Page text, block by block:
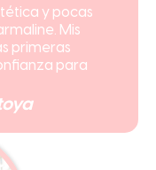
mis clientas
fue una gran
de la estética.